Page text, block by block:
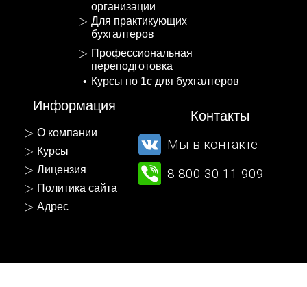
организации
Для практикующих
бухгалтеров
Профессиональная
переподготовка
Курсы по 1с для бухгалтеров
Информация
Контакты
О компании
Курсы
Лицензия
Политика сайта
Адрес
Мы в контакте
8 800 30 11 909